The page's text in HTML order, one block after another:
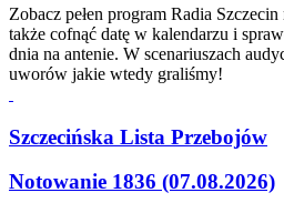
Zobacz pełen program Radia
także cofnąć datę w kalendarzu i
dnia na antenie. W scenariuszach
uworów jakie wtedy graliśmy!
Szczecińska Lista Przebojów
Notowanie 1836 (07.08.2026)